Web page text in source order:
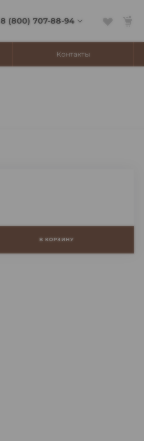
8 (800) 707-88-94
8 (800) 707-88-94
Адмирала Фокина, 8
Контакты
В КОРЗИНУ